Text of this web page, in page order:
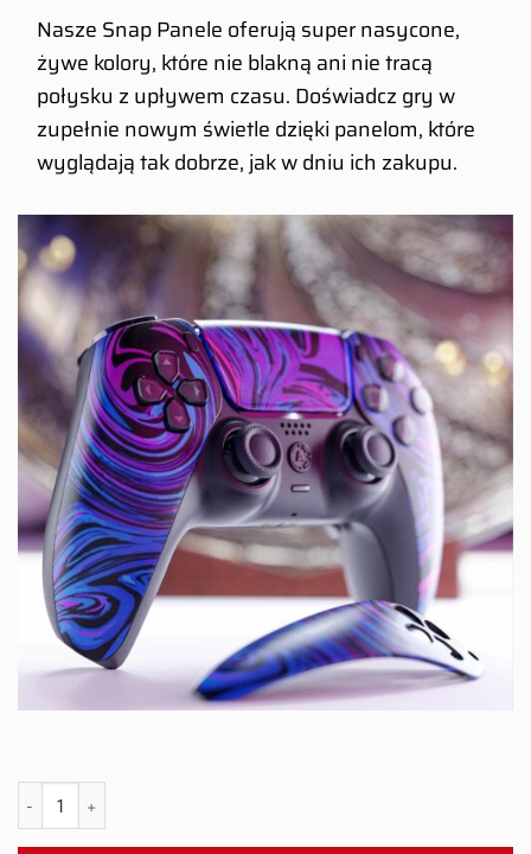
Nasze Snap Panele oferują super nasycone,
żywe kolory, które nie blakną ani nie tracą
połysku z upływem czasu. Doświadcz gry w
zupełnie nowym świetle dzięki panelom, które
wyglądają tak dobrze, jak w dniu ich zakupu.
ilość PS5 TREPRIL Snap Panel